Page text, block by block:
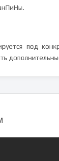
под